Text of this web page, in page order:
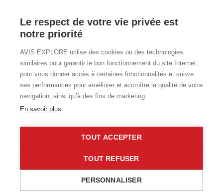
LOCATION CAMPING-CAR PARIS
LOCATION CAMPING-CAR STRASBOURG
LOCATION CAMPING-CAR TOULOUSE
Le respect de votre vie privée est
notre priorité
AVIS EXPLORE utilise des cookies ou des technologies
similaires pour garantir le bon fonctionnement du site Internet,
pour vous donner accès à certaines fonctionnalités et suivre
ses performances pour améliorer et accroître la qualité de votre
navigation, ainsi qu’à des fins de marketing.
En savoir plus
TOUT ACCEPTER
TOUT REFUSER
PERSONNALISER